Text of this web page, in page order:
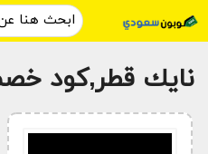
نايك قطر,كود